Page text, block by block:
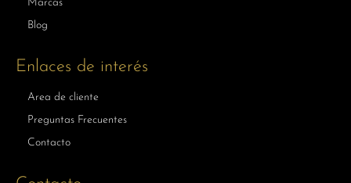
Marcas
Blog
Enlaces de interés
Area de cliente
Preguntas Frecuentes
Contacto